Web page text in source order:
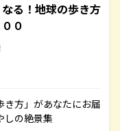
る！地球の歩き方
０
方」があなたにお届
しの絶景集